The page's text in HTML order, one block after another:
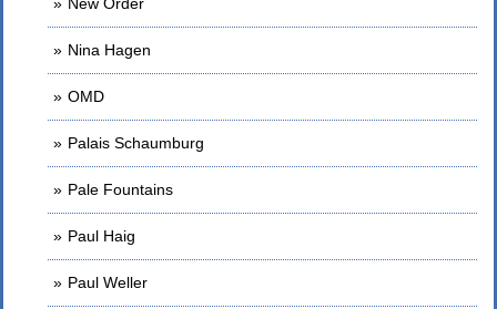
Nina Hagen
OMD
Palais Schaumburg
Pale Fountains
Paul Haig
Paul Weller